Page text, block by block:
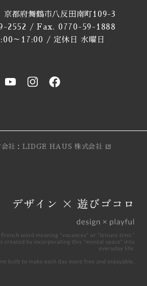
都府舞鶴市八反田南町109-3
2552 / Fax. 0770-59-1888
～17:00 / 定休日 水曜日
会社：LIDGE HAUS 株式会社